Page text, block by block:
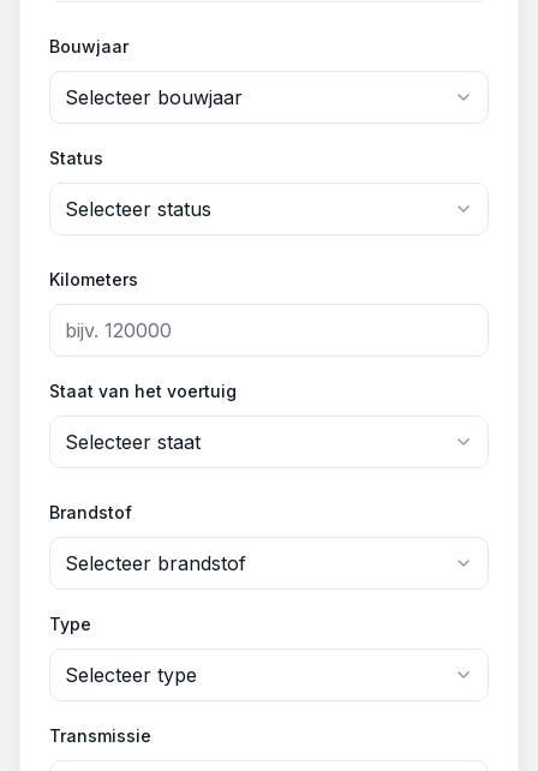
Bouwjaar
Selecteer bouwjaar
Status
Selecteer status
Kilometers
Staat van het voertuig
Selecteer staat
Brandstof
Selecteer brandstof
Type
Selecteer type
Transmissie